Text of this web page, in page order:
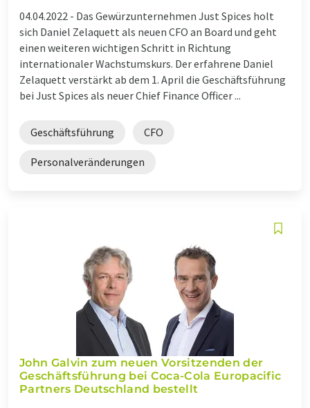
04.04.2022 - Das Gewürzunternehmen Just Spices holt
sich Daniel Zelaquett als neuen CFO an Board und geht
einen weiteren wichtigen Schritt in Richtung
internationaler Wachstumskurs. Der erfahrene Daniel
Zelaquett verstärkt ab dem 1. April die Geschäftsführung
bei Just Spices als neuer Chief Finance Officer ...
Geschäftsführung CFO
Personalveränderungen
John Galvin zum neuen Vorsitzenden der
Geschäftsführung bei Coca-Cola Europacific
Partners Deutschland bestellt